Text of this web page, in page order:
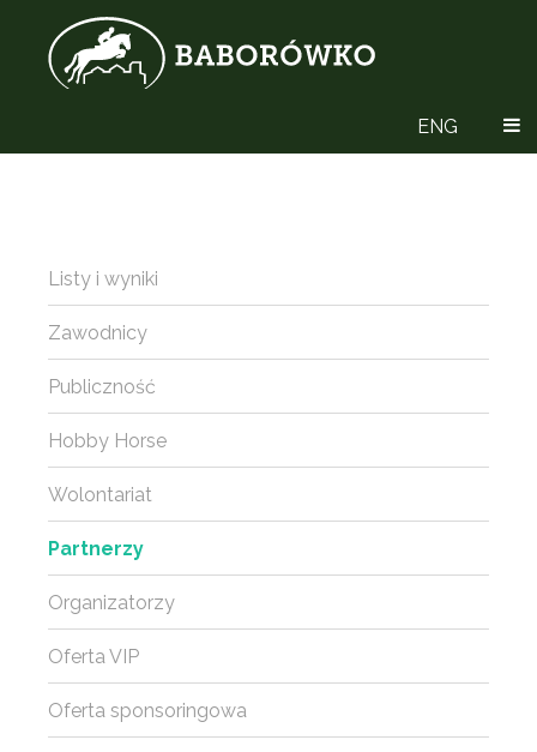
ENG
Listy i wyniki
Zawodnicy
Publiczność
Hobby Horse
Wolontariat
Partnerzy
Organizatorzy
Oferta VIP
Oferta sponsoringowa